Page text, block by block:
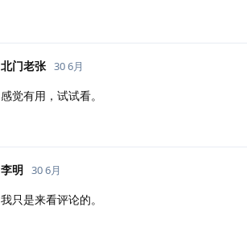
北门老张 30 6月
感觉有用，试试看。
李明 30 6月
我只是来看评论的。